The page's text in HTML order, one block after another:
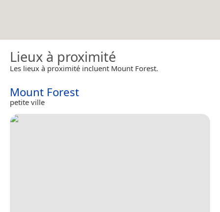
Lieux à proximité
Les lieux à proximité incluent Mount Forest.
Mount Forest
petite ville